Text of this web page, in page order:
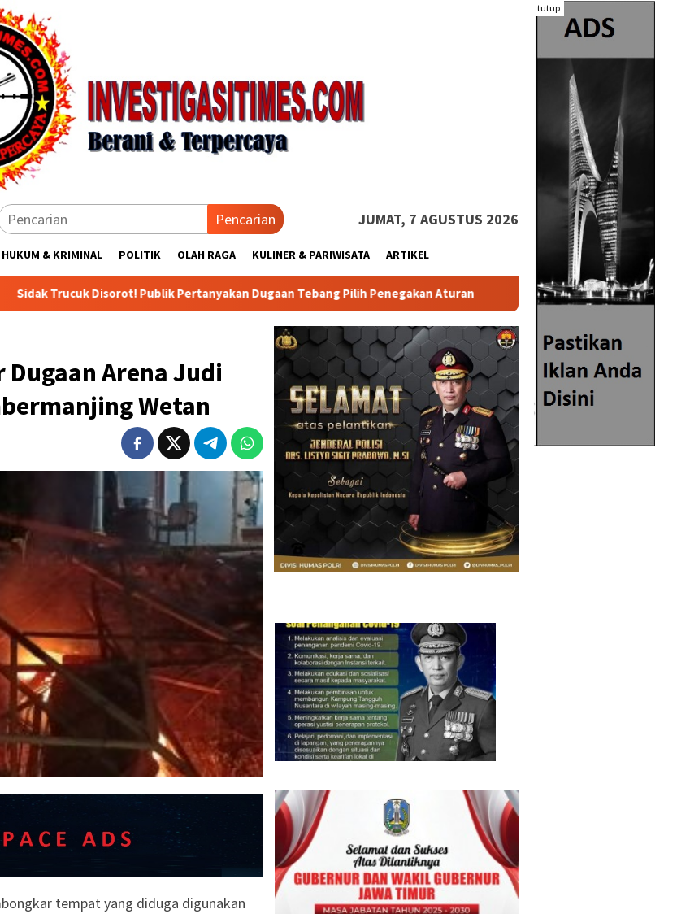
tutup
Pencarian JUMAT, 7 AGUSTUS 2026
HUKUM & KRIMINAL POLITIK OLAH RAGA KULINER & PARIWISATA ARTIKEL
Publik Pertanyakan Dugaan Tebang Pilih Penegakan Aturan Polisi Masih Bungkam Soal Kebakaran Maut di
Arena Judi
Wetan
tempat yang diduga digunakan